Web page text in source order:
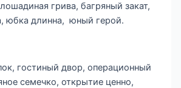
грива, багряный закат,
юбка длинна, юный герой.
гостиный двор, операционный
семечко, открытие ценно,